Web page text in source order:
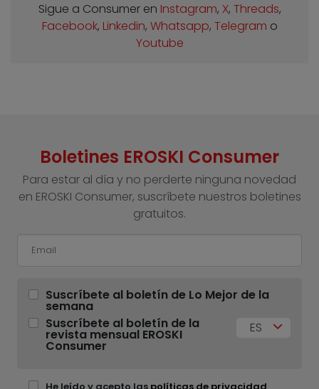
Sigue a Consumer en Instagram, X, Threads,
Facebook, Linkedin, Whatsapp, Telegram o
Youtube
Boletines EROSKI Consumer
Para estar al día y no perderte ninguna novedad
en EROSKI Consumer, suscríbete nuestros boletines
gratuitos.
Suscríbete al boletín de Lo Mejor de la
semana
Suscríbete al boletín de la
revista mensual EROSKI
Consumer
ES
He leído y acepto las políticas de privacidad